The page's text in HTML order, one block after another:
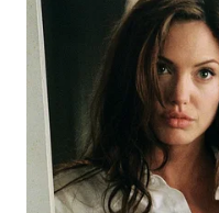
KEPULAUAN
SERIBU
WN
TANGERANG